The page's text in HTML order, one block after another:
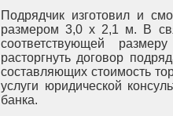
Подрядчик изготовил и
размером 3,0 x 2,1 м. В
соответствующей
расторгнуть договор
составляющих стоимость
услуги юридической
банка.